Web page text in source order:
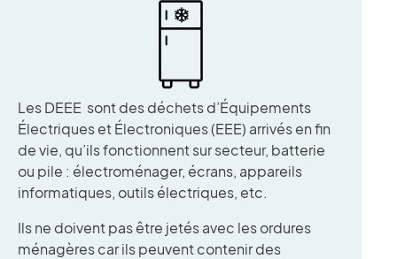
Les DEEE sont des déchets d’Équipements
Électriques et Électroniques (EEE) arrivés en fin
de vie, qu’ils fonctionnent sur secteur, batterie
ou pile : électroménager, écrans, appareils
informatiques, outils électriques, etc.
Ils ne doivent pas être jetés avec les ordures
ménagères car ils peuvent contenir des